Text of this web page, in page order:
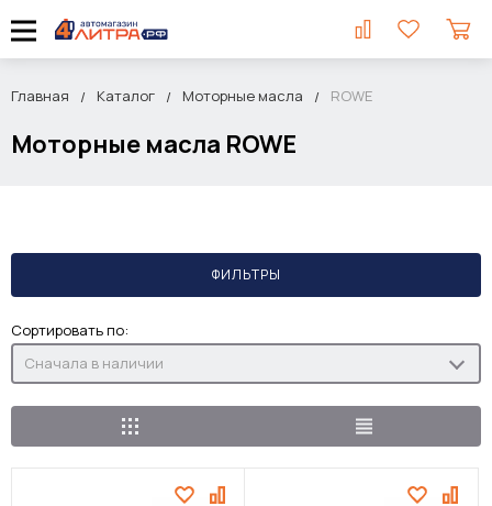
Главная Каталог Моторные масла ROWE
Моторные масла ROWE
ФИЛЬТРЫ
Сортировать по:
Сначала в наличии